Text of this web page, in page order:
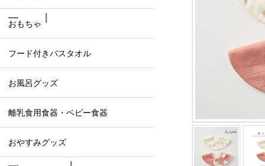
おもちゃ
フード付きバスタオル
お風呂グッズ
離乳食用食器・ベビー食器
おやすみグッズ